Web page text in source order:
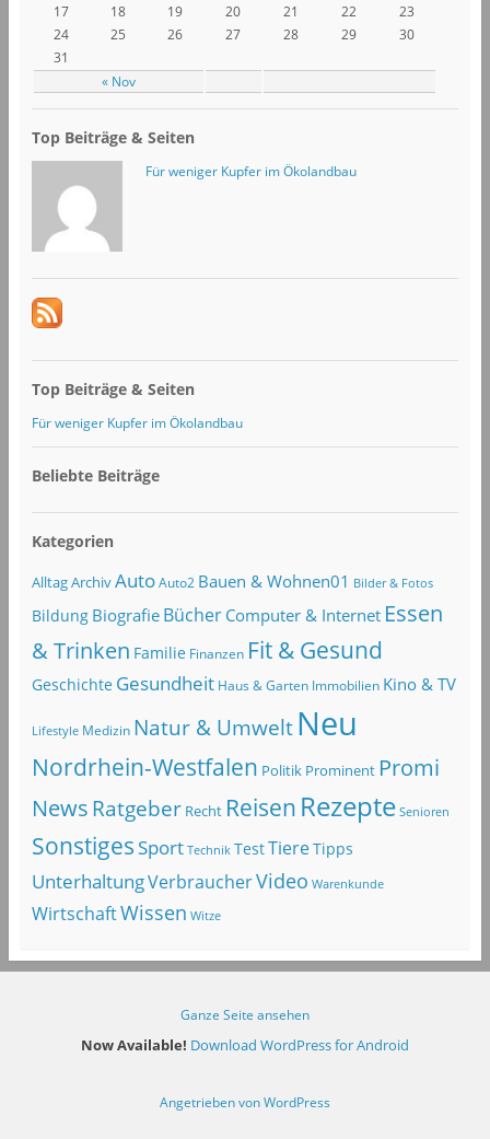
« Nov
17
18 19 20 21 22
23
24
25 26 27 28 29
30
31
Top Beiträge & Seiten
Für weniger Kupfer im Ökolandbau
Top Beiträge & Seiten
Für weniger Kupfer im Ökolandbau
Beliebte Beiträge
Kategorien
AlltagArchivAuto Auto2 Bauen & Wohnen01 Bilder & Fotos
Bildung Biografie Bücher Computer & Internet Essen
& Trinken Familie Finanzen Fit & Gesund
Geschichte Gesundheit Haus & Garten Immobilien Kino & TV
Lifestyle Medizin Natur & Umwelt Neu
Nordrhein-Westfalen Politik Prominent Promi
NewsRatgeber Recht Reisen Rezepte Senioren
SonstigesSport Technik TestTiereTipps
UnterhaltungVerbraucherVideo Warenkunde
WirtschaftWissen Witze
Ganze Seite ansehen
Now Available! Download WordPress for Android
Angetrieben von WordPress